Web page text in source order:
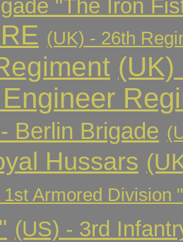
"The Iron
(UK) - 26th
Berlin Brigade
Hussars
Armored Division
(US) - 3rd